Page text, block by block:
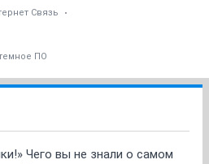
Связь
ПО
Чего вы не знали о самом